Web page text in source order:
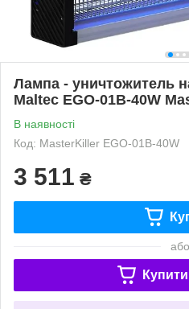
Лампа - уничтожитель
Maltec EGO-01B-40W
В наявності
Код: MasterKiller EGO-01B-40W
3 511 ₴
або